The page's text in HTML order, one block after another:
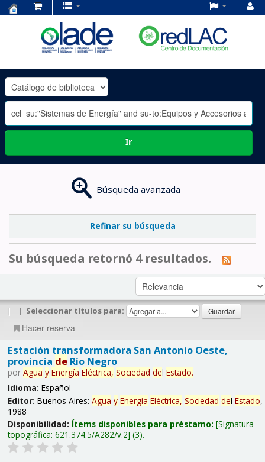
OLADE
-
Ir
Búsqueda avanzada
Refinar su búsqueda
Su búsqueda retornó 4 resultados.
| | Seleccionar títulos para:
Hacer reserva
Estación transformadora San Antonio Oeste,
provincia deRío Negro
por Agua y Energía Eléctrica, Sociedad del Estado.
Idioma: Español
Editor: Buenos Aires: Agua y Energía Eléctrica, Sociedad del Estado,
1988
Disponibilidad: Ítems disponibles para préstamo: Signatura
topográfica: 621.374.5/A282/v.2 (3).